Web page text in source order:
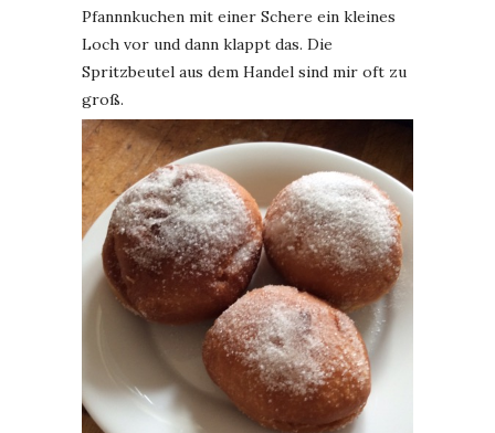
Pfannnkuchen mit einer Schere ein kleines
Loch vor und dann klappt das. Die
Spritzbeutel aus dem Handel sind mir oft zu
groß.